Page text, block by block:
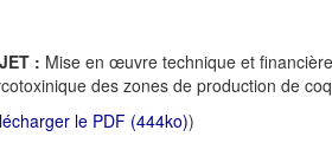
: Mise en œuvre technique et
des zones de production de
le PDF (444ko))